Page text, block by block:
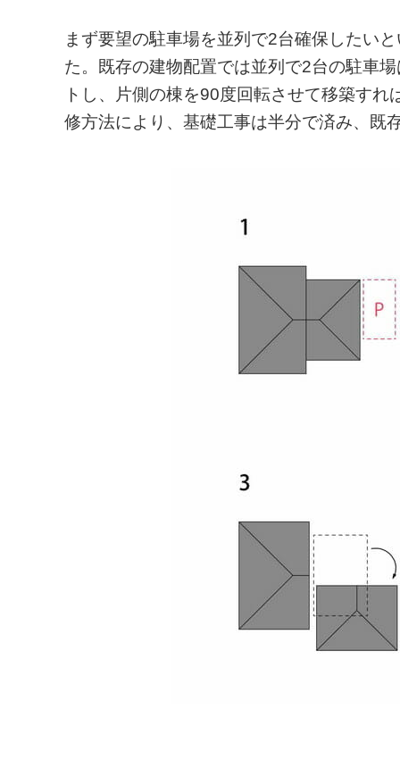
まず要望の駐車場を並列で2台確保したい
た。既存の建物配置では並列で2台の駐車
トし、片側の棟を90度回転させて移築す
修方法により、基礎工事は半分で済み、既